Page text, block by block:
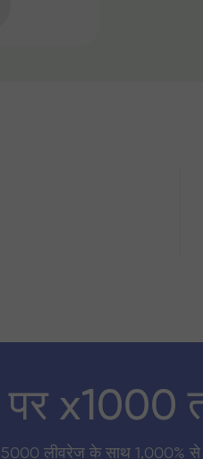
पर x1000
लीवरेज के साथ 1,000%